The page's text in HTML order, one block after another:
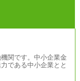
関です。中小企業金
である中小企業とと